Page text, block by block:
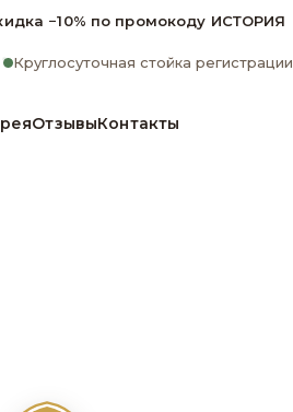
−10% по промокоду ИСТОРИЯ
Круглосуточная стойка регистрации
ОтзывыКонтакты